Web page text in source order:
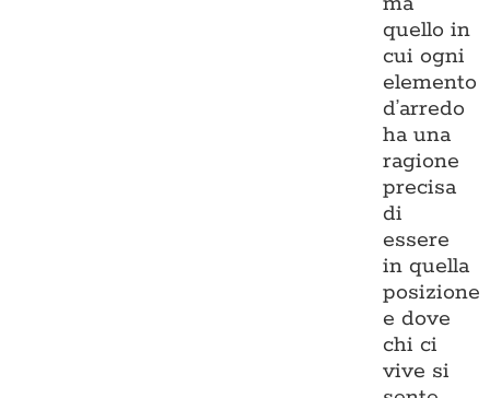
quello in
cui ogni
elemento
d’arredo
ha una
ragione
precisa
di
essere
in quella
posizione
e dove
chi ci
vive si